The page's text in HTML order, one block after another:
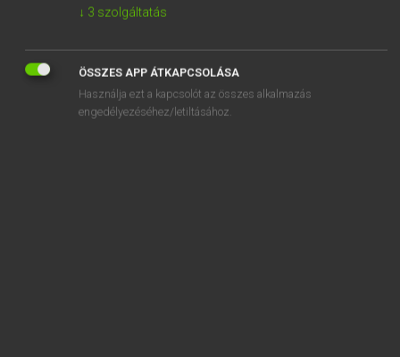
SZOTAR.NET APPLIKÁCIÓ
ONLINE NYELVVIZSGA
↓ 3 szolgáltatás
ÖSSZES APP ÁTKAPCSOLÁSA
Használja ezt a kapcsolót az összes alkalmazás
engedélyezéséhez/letiltásához.